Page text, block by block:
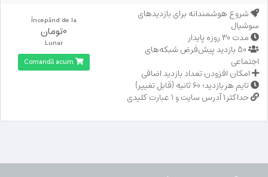
شروع هوشمندانه برای بازدیدهای
سوشیال
مدت 30 روزه پایدار
50 بازدید پیش‌فرض شبکه‌های
اجتماعی
امکان افزودن تعداد بازدید اضافی
تایم هر بازدید؛ 60 ثانیه (قابل تغییر)
حداکثر 1 آدرس سایت و 1 عبارت کلیدی
Începănd de la
0تومان
Lunar
Comandă acum